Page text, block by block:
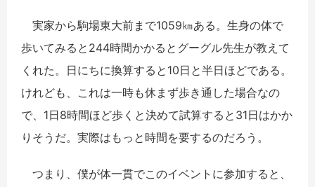
実家から駒場東大前まで1059㎞ある。生身の体で
歩いてみると244時間かかるとグーグル先生が教えて
くれた。日にちに換算すると10日と半日ほどである。
けれども、これは一時も休まず歩き通した場合なの
で、1日8時間ほど歩くと決めて試算すると31日はかか
りそうだ。実際はもっと時間を要するのだろう。
つまり、僕が体一貫でこのイベントに参加すると、